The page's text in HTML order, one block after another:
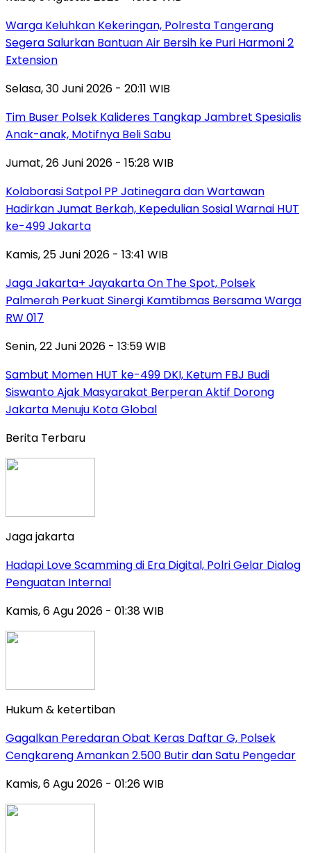
Warga Keluhkan Kekeringan, Polresta Tangerang
Segera Salurkan Bantuan Air Bersih ke Puri Harmoni 2
Extension
Selasa, 30 Juni 2026 - 20:11 WIB
Tim Buser Polsek Kalideres Tangkap Jambret Spesialis
Anak-anak, Motifnya Beli Sabu
Jumat, 26 Juni 2026 - 15:28 WIB
Kolaborasi Satpol PP Jatinegara dan Wartawan
Hadirkan Jumat Berkah, Kepedulian Sosial Warnai HUT
ke-499 Jakarta
Kamis, 25 Juni 2026 - 13:41 WIB
Jaga Jakarta+ Jayakarta On The Spot, Polsek
Palmerah Perkuat Sinergi Kamtibmas Bersama Warga
RW 017
Senin, 22 Juni 2026 - 13:59 WIB
Sambut Momen HUT ke-499 DKI, Ketum FBJ Budi
Siswanto Ajak Masyarakat Berperan Aktif Dorong
Jakarta Menuju Kota Global
Berita Terbaru
Jaga jakarta
Hadapi Love Scamming di Era Digital, Polri Gelar Dialog
Penguatan Internal
Kamis, 6 Agu 2026 - 01:38 WIB
Hukum & ketertiban
Gagalkan Peredaran Obat Keras Daftar G, Polsek
Cengkareng Amankan 2.500 Butir dan Satu Pengedar
Kamis, 6 Agu 2026 - 01:26 WIB